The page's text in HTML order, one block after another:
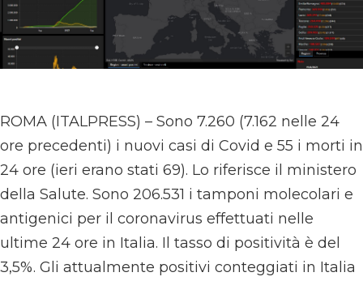
ROMA (ITALPRESS) – Sono 7.260 (7.162 nelle 24
ore precedenti) i nuovi casi di Covid e 55 i morti in
24 ore (ieri erano stati 69). Lo riferisce il ministero
della Salute. Sono 206.531 i tamponi molecolari e
antigenici per il coronavirus effettuati nelle
ultime 24 ore in Italia. Il tasso di positività è del
3,5%. Gli attualmente positivi conteggiati in Italia